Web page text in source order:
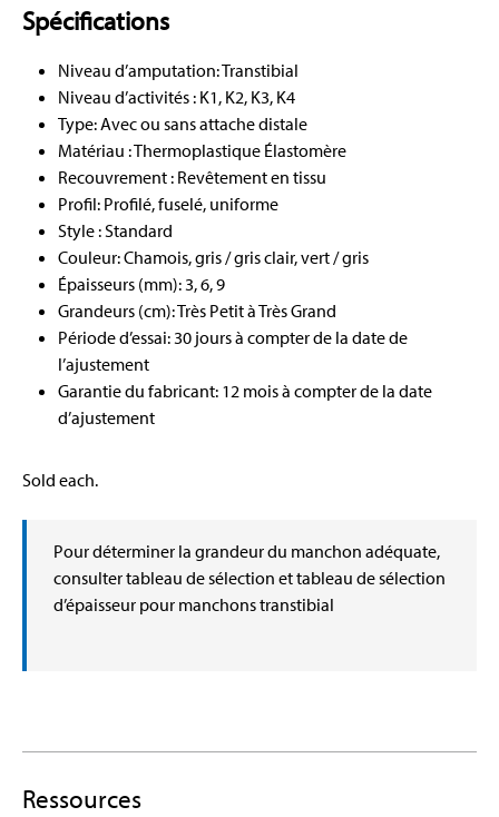
Spécifications
Niveau d’amputation: Transtibial
Niveau d’activités : K1, K2, K3, K4
Type: Avec ou sans attache distale
Matériau : Thermoplastique Élastomère
Recouvrement : Revêtement en tissu
Profil: Profilé, fuselé, uniforme
Style : Standard
Couleur: Chamois, gris / gris clair, vert / gris
Épaisseurs (mm): 3, 6, 9
Grandeurs (cm): Très Petit à Très Grand
Période d’essai: 30 jours à compter de la date de
l’ajustement
Garantie du fabricant: 12 mois à compter de la date
d’ajustement
Sold each.
Pour déterminer la grandeur du manchon adéquate,
consulter tableau de sélection et tableau de sélection
d’épaisseur pour manchons transtibial
Ressources